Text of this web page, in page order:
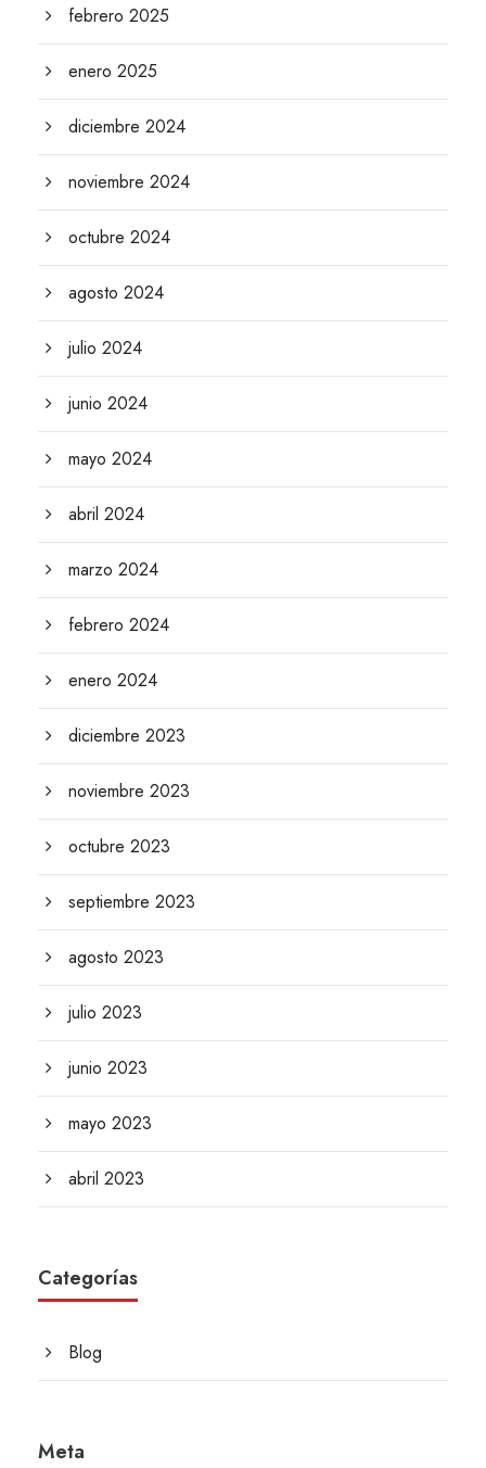
febrero 2025
enero 2025
diciembre 2024
noviembre 2024
octubre 2024
agosto 2024
julio 2024
junio 2024
mayo 2024
abril 2024
marzo 2024
febrero 2024
enero 2024
diciembre 2023
noviembre 2023
octubre 2023
septiembre 2023
agosto 2023
julio 2023
junio 2023
mayo 2023
abril 2023
Categorías
Blog
Meta